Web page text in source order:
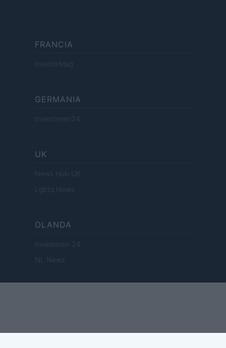
FRANCIA
InvestirMag
GERMANIA
Investieren24
UK
News Hub UK
Lgbtq News
OLANDA
Investeren 24
NL Newz